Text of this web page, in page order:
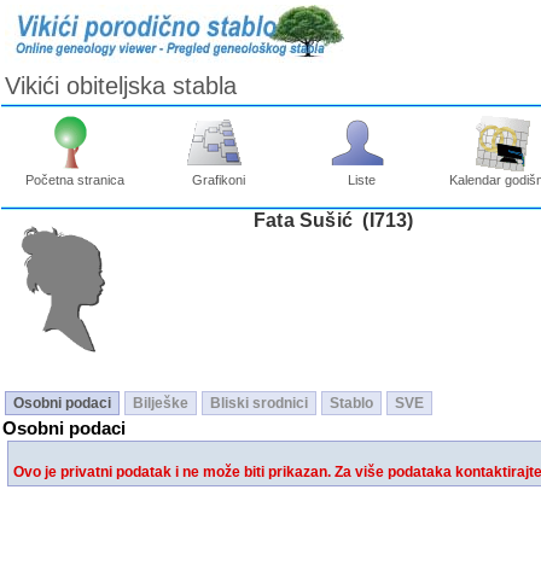
Vikići obiteljska stabla
Početna stranica Grafikoni Liste Kalendar
Fata Sušić ‎(I713)‎
Osobni podaci Bilješke Bliski srodnici Stablo SVE
Osobni podaci
Ovo je privatni podatak i ne može biti prikazan. Za više podataka